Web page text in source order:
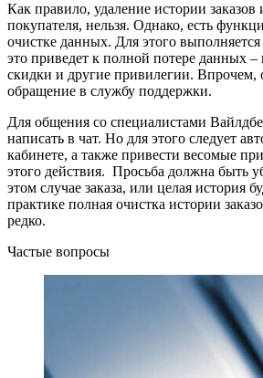
Как правило, удаление истории заказов
покупателя, нельзя. Однако, есть
очистке данных. Для этого выполняется
это приведет к полной потере данных
скидки и другие привилегии. Впрочем,
обращение в службу поддержки.
Для общения со специалистами
написать в чат. Но для этого следует
кабинете, а также привести весомые
этого действия. Просьба должна быть
этом случае заказа, или целая история
практике полная очистка истории
редко.
Частые вопросы